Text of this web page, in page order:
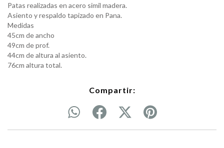
Patas realizadas en acero simil madera.
Asiento y respaldo tapizado en Pana.
Medidas
45cm de ancho
49cm de prof.
44cm de altura al asiento.
76cm altura total.
Compartir: